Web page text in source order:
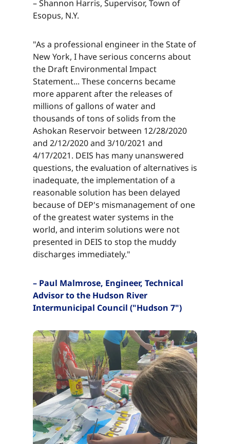
– Shannon Harris, Supervisor, Town of
Esopus, N.Y.​​​​‌ ‍ ​‍​‍‌‍ ‌ ​‍‌‍‍‌‌‍‌ ‌‍‍‌‌‍ ‍​‍​‍​ ‍‍​‍​‍‌ ​ ‌‍​‌‌‍ ‍‌‍‍‌‌ ‌​‌ ‍‌​‍ ‍‌‍‍‌‌‍ ​‍​‍​‍ ​​‍​‍‌‍‍​‌ ​‍‌‍‌‌‌‍‌‍​‍​‍​ ‍‍​‍​‍‌‍‍​‌ ‌​‌ ‌​‌ ​​‌ ​ ​ ‍‍​‍ ​‍ ‌‍​ ‌‍ ‌‌ ​ ​‍ ‍‌‍ ‌‌‍​‌‌‍‍‌‌‍ ‍​‍ ‍​ ​‍​ ​​​ ​‍​ ‌​‌ ​‍‌‍‌‌‌‍‌​‌‍‌‌‌ ​ ‌‍‍‌‌‍‌ ‌‍ ‍​‍ ‍‌ ​‍‌‍‍‌‌ ‌‍‌‍‌‌‌ ​‍‌‍‍ ‌‍‌‌‌‍‌‌‌ ​​‌‍‌‌‌ ​‍​‍ ‍‌‍ ‌ ​‍‌‍‌ ​‍ ‌‍‍‌‌‍ ‍‌ ‌​‌‍‌‌‌‍ ‍‌ ‌​​‍ ‌‍‌‌‌‍‌​‌‍‍‌‌ ‌​​‍ ‌‍ ‌‌‍ ‌‍‌​‌‍‌‌​ ‌‌ ​​‌ ​‍‌‍‌‌‌ ​ ‌‍‌‌‌‍ ‍‌ ‌​‌‍​‌‌ ‌​‌‍‍‌‌‍ ‌‍ ‍​ ‍ ‌‍‍‌‌‍‌​​ ‌​ ‌ ​ ​‌​ ​‌​ ​‌​ ​ ‌‍​‌​ ​​​ ​ ​‍ ‌​ ​‌​ ‌​​ ‌‌‌‍​ ​‍ ‌​ ‌​‌‍​‍​ ‌‌​ ‌ ​‍ ‌‌‍​‍​ ​​​ ‌‍‌‍​ ​‍ ‌​ ​​​ ‌ ​ ‌‌​ ​​​ ‍‌​ ​ ​ ​‍‌‍‌‍​ ​​​ ‍‌​ ​‌‌‍​‌​ ‍ ‌ ‌​‌ ‍‌‌ ​​‌‍‌‌​ ‌‌‍​‌‌ ​‍‌ ‌​‌‍‍‌‌‍​ ‌‍ ​‌‍‌‌​ ‍ ‌ ​​‌‍​‌‌ ‌​‌‍‍​​ ‌‌‍​ ‌‍ ‌‍ ‍‌ ‌​‌‍‌‌‌‍ ‍‌ ‌​​‍‌‌​ ‌‌‌​​‍‌‌ ‌‍‍ ‌‍‌‌‌ ‍‌​‍‌‌​ ​ ‌​‌​​‍‌‌​ ​ ‌​‌​​‍‌‌​ ​‍​ ​‍​ ‌‌​ ‍‌​ ‍​‌‍​ ​ ‍​​ ‌ ​ ‌​‌‍​‍​ ​ ‌‍​‌‌‍‌‌​ ‌‍​‍‌‌​ ​‍​ ​‍​‍‌‌​ ‌‌‌​‌​​‍ ‍‌‍​ ‌‍‍​‌‍‍‌‌‍ ​‌‍‌​‌ ​‍‌‍‌‌‌‍ ‍​‍‌‌​ ‌‌‌​​‍‌‌ ‌‍‍ ‌‍‌‌‌ ‍‌​‍‌‌​ ​ ‌​‌​​‍‌‌​ ​ ‌​‌​​‍‌‌​ ​‍​ ​‍​ ‌‌​ ‍‌​ ‍​‌‍​ ​ ‍​​ ‌ ​ ‌​‌‍​‍​ ​ ‌‍​‌‌‍‌‌​ ‌‍​ ​​​‍‌‌​ ​‍​ ​‍​‍‌‌​ ‌‌‌​‌​​‍ ‍‌ ‌​‌‍‌‌‌ ‍​‌ ‌​​ ‌‍​‍‌‍​‌‌ ​ ‌‍‌‌‌‌‌‌‌ ​‍‌‍ ​​ ‌‌‍‍​‌ ‌​‌ ‌​‌ ​​‌ ​ ​‍‌‌​ ​ ‌​​‌​‍‌‌​ ​‍‌​‌‍​‍‌‌​ ​‍‌​‌‍‌‍​ ‌‍ ‌‌ ​ ​‍ ‍‌‍ ‌‌‍​‌‌‍‍‌‌‍ ‍​‍ ‍​ ​‍​ ​​​ ​‍​ ‌​‌ ​‍‌‍‌‌‌‍‌​‌‍‌‌‌ ​ ‌‍‍‌‌‍‌ ‌‍ ‍​‍ ‍‌ ​‍‌‍‍‌‌ ‌‍‌‍‌‌‌ ​‍‌‍‍ ‌‍‌‌‌‍‌‌‌ ​​‌‍‌‌‌ ​‍​‍ ‍‌‍ ‌ ​‍‌‍‌ ​‍‌‍‌‍‍‌‌‍‌​​ ‌​ ‌ ​ ​‌​ ​‌​ ​‌​ ​ ‌‍​‌​ ​​​ ​ ​‍ ‌​ ​‌​ ‌​​ ‌‌‌‍​ ​‍ ‌​ ‌​‌‍​‍​ ‌‌​ ‌ ​‍ ‌‌‍​‍​ ​​​ ‌‍‌‍​ ​‍ ‌​ ​​​ ‌ ​ ‌‌​ ​​​ ‍‌​ ​ ​ ​‍‌‍‌‍​ ​​​ ‍‌​ ​‌‌‍​‌​‍‌‍‌ ‌​‌ ‍‌‌ ​​‌‍‌‌​ ‌‌‍​‌‌ ​‍‌ ‌​‌‍‍‌‌‍​ ‌‍ ​‌‍‌‌​‍‌‍‌ ​​‌‍​‌‌ ‌​‌‍‍​​ ‌‌‍​ ‌‍ ‌‍ ‍‌ ‌​‌‍‌‌‌‍ ‍‌ ‌​​‍‌‌​ ‌‌‌​​‍‌‌ ‌‍‍ ‌‍‌‌‌ ‍‌​‍‌‌​ ​ ‌​‌​​‍‌‌​ ​ ‌​‌​​‍‌‌​ ​‍​ ​‍​ ‌‌​ ‍‌​ ‍​‌‍​ ​ ‍​​ ‌ ​ ‌​‌‍​‍​ ​ ‌‍​‌‌‍‌‌​ ‌‍​‍‌‌​ ​‍​ ​‍​‍‌‌​ ‌‌‌​‌​​‍ ‍‌‍​ ‌‍‍​‌‍‍‌‌‍ ​‌‍‌​‌ ​‍‌‍‌‌‌‍ ‍​‍‌‌​ ‌‌‌​​‍‌‌ ‌‍‍ ‌‍‌‌‌ ‍‌​‍‌‌​ ​ ‌​‌​​‍‌‌​ ​ ‌​‌​​‍‌‌​ ​‍​ ​‍​ ‌‌​ ‍‌​ ‍​‌‍​ ​ ‍​​ ‌ ​ ‌​‌‍​‍​ ​ ‌‍​‌‌‍‌‌​ ‌‍​ ​​​‍‌‌​ ​‍​ ​‍​‍‌‌​ ‌‌‌​‌​​‍ ‍‌ ‌​‌‍‌‌‌ ‍​‌ ‌​​‍‌‍‌ ​​‌‍‌‌‌ ​‍‌ ​ ‌ ​​‌‍‌‌‌‍​ ‌ ‌​‌‍‍‌‌ ‌‍‌‍‌‌​ ‌‌ ​​‌ ‌‌‌‍​‍‌‍ ​‌‍‍‌‌ ​ ‌‍‍​‌‍‌‌‌‍‌​​‍​‍‌ ‌
"As a professional engineer in the State of
New York, I have serious concerns about
the Draft Environmental Impact
Statement... These concerns became
more apparent after the releases of
millions of gallons of water and
thousands of tons of solids from the
Ashokan Reservoir between 12/28/2020
and 2/12/2020 and 3/10/2021 and
4/17/2021. DEIS has many unanswered
questions, the evaluation of alternatives is
inadequate, the implementation of a
reasonable solution has been delayed
because of DEP's mismanagement of one
of the greatest water systems in the
world, and interim solutions were not
presented in DEIS to stop the muddy
discharges immediately."​​​​‌ ‍ ​‍​‍‌‍ ‌ ​‍‌‍‍‌‌‍‌ ‌‍‍‌‌‍ ‍​‍​‍​ ‍‍​‍​‍‌ ​ ‌‍​‌‌‍ ‍‌‍‍‌‌ ‌​‌ ‍‌​‍ ‍‌‍‍‌‌‍ ​‍​‍​‍ ​​‍​‍‌‍‍​‌ ​‍‌‍‌‌‌‍‌‍​‍​‍​ ‍‍​‍​‍‌‍‍​‌ ‌​‌ ‌​‌ ​​‌ ​ ​ ‍‍​‍ ​‍ ‌‍​ ‌‍ ‌‌ ​ ​‍ ‍‌‍ ‌‌‍​‌‌‍‍‌‌‍ ‍​‍ ‍​ ​‍​ ​​​ ​‍​ ‌​‌ ​‍‌‍‌‌‌‍‌​‌‍‌‌‌ ​ ‌‍‍‌‌‍‌ ‌‍ ‍​‍ ‍‌ ​‍‌‍‍‌‌ ‌‍‌‍‌‌‌ ​‍‌‍‍ ‌‍‌‌‌‍‌‌‌ ​​‌‍‌‌‌ ​‍​‍ ‍‌‍ ‌ ​‍‌‍‌ ​‍ ‌‍‍‌‌‍ ‍‌ ‌​‌‍‌‌‌‍ ‍‌ ‌​​‍ ‌‍‌‌‌‍‌​‌‍‍‌‌ ‌​​‍ ‌‍ ‌‌‍ ‌‍‌​‌‍‌‌​ ‌‌ ​​‌ ​‍‌‍‌‌‌ ​ ‌‍‌‌‌‍ ‍‌ ‌​‌‍​‌‌ ‌​‌‍‍‌‌‍ ‌‍ ‍​ ‍ ‌‍‍‌‌‍‌​​ ‌​ ‌ ​ ​‌​ ​‌​ ​‌​ ​ ‌‍​‌​ ​​​ ​ ​‍ ‌​ ​‌​ ‌​​ ‌‌‌‍​ ​‍ ‌​ ‌​‌‍​‍​ ‌‌​ ‌ ​‍ ‌‌‍​‍​ ​​​ ‌‍‌‍​ ​‍ ‌​ ​​​ ‌ ​ ‌‌​ ​​​ ‍‌​ ​ ​ ​‍‌‍‌‍​ ​​​ ‍‌​ ​‌‌‍​‌​ ‍ ‌ ‌​‌ ‍‌‌ ​​‌‍‌‌​ ‌‌‍​‌‌ ​‍‌ ‌​‌‍‍‌‌‍​ ‌‍ ​‌‍‌‌​ ‍ ‌ ​​‌‍​‌‌ ‌​‌‍‍​​ ‌‌‍​ ‌‍ ‌‍ ‍‌ ‌​‌‍‌‌‌‍ ‍‌ ‌​​‍‌‌​ ‌‌‌​​‍‌‌ ‌‍‍ ‌‍‌‌‌ ‍‌​‍‌‌​ ​ ‌​‌​​‍‌‌​ ​ ‌​‌​​‍‌‌​ ​‍​ ​‍‌‍​ ‌‍​ ​ ​ ​ ‍​​ ​‍​ ‍‌​ ‌​​ ‍‌‌‍​ ‌‍​‌‌‍‌‌​ ​​​‍‌‌​ ​‍​ ​‍​‍‌‌​ ‌‌‌​‌​​‍ ‍‌‍​ ‌‍‍​‌‍‍‌‌‍ ​‌‍‌​‌ ​‍‌‍‌‌‌‍ ‍​‍‌‌​ ‌‌‌​​‍‌‌ ‌‍‍ ‌‍‌‌‌ ‍‌​‍‌‌​ ​ ‌​‌​​‍‌‌​ ​ ‌​‌​​‍‌‌​ ​‍​ ​‍‌‍​ ‌‍​ ​ ​ ​ ‍​​ ​‍​ ‍‌​ ‌​​ ‍‌‌‍​ ‌‍​‌‌‍‌‌​ ​​​ ​​​‍‌‌​ ​‍​ ​‍​‍‌‌​ ‌‌‌​‌​​‍ ‍‌ ‌​‌‍‌‌‌ ‍​‌ ‌​​ ‌‍​‍‌‍​‌‌ ​ ‌‍‌‌‌‌‌‌‌ ​‍‌‍ ​​ ‌‌‍‍​‌ ‌​‌ ‌​‌ ​​‌ ​ ​‍‌‌​ ​ ‌​​‌​‍‌‌​ ​‍‌​‌‍​‍‌‌​ ​‍‌​‌‍‌‍​ ‌‍ ‌‌ ​ ​‍ ‍‌‍ ‌‌‍​‌‌‍‍‌‌‍ ‍​‍ ‍​ ​‍​ ​​​ ​‍​ ‌​‌ ​‍‌‍‌‌‌‍‌​‌‍‌‌‌ ​ ‌‍‍‌‌‍‌ ‌‍ ‍​‍ ‍‌ ​‍‌‍‍‌‌ ‌‍‌‍‌‌‌ ​‍‌‍‍ ‌‍‌‌‌‍‌‌‌ ​​‌‍‌‌‌ ​‍​‍ ‍‌‍ ‌ ​‍‌‍‌ ​‍‌‍‌‍‍‌‌‍‌​​ ‌​ ‌ ​ ​‌​ ​‌​ ​‌​ ​ ‌‍​‌​ ​​​ ​ ​‍ ‌​ ​‌​ ‌​​ ‌‌‌‍​ ​‍ ‌​ ‌​‌‍​‍​ ‌‌​ ‌ ​‍ ‌‌‍​‍​ ​​​ ‌‍‌‍​ ​‍ ‌​ ​​​ ‌ ​ ‌‌​ ​​​ ‍‌​ ​ ​ ​‍‌‍‌‍​ ​​​ ‍‌​ ​‌‌‍​‌​‍‌‍‌ ‌​‌ ‍‌‌ ​​‌‍‌‌​ ‌‌‍​‌‌ ​‍‌ ‌​‌‍‍‌‌‍​ ‌‍ ​‌‍‌‌​‍‌‍‌ ​​‌‍​‌‌ ‌​‌‍‍​​ ‌‌‍​ ‌‍ ‌‍ ‍‌ ‌​‌‍‌‌‌‍ ‍‌ ‌​​‍‌‌​ ‌‌‌​​‍‌‌ ‌‍‍ ‌‍‌‌‌ ‍‌​‍‌‌​ ​ ‌​‌​​‍‌‌​ ​ ‌​‌​​‍‌‌​ ​‍​ ​‍‌‍​ ‌‍​ ​ ​ ​ ‍​​ ​‍​ ‍‌​ ‌​​ ‍‌‌‍​ ‌‍​‌‌‍‌‌​ ​​​‍‌‌​ ​‍​ ​‍​‍‌‌​ ‌‌‌​‌​​‍ ‍‌‍​ ‌‍‍​‌‍‍‌‌‍ ​‌‍‌​‌ ​‍‌‍‌‌‌‍ ‍​‍‌‌​ ‌‌‌​​‍‌‌ ‌‍‍ ‌‍‌‌‌ ‍‌​‍‌‌​ ​ ‌​‌​​‍‌‌​ ​ ‌​‌​​‍‌‌​ ​‍​ ​‍‌‍​ ‌‍​ ​ ​ ​ ‍​​ ​‍​ ‍‌​ ‌​​ ‍‌‌‍​ ‌‍​‌‌‍‌‌​ ​​​ ​​​‍‌‌​ ​‍​ ​‍​‍‌‌​ ‌‌‌​‌​​‍ ‍‌ ‌​‌‍‌‌‌ ‍​‌ ‌​​‍‌‍‌ ​​‌‍‌‌‌ ​‍‌ ​ ‌ ​​‌‍‌‌‌‍​ ‌ ‌​‌‍‍‌‌ ‌‍‌‍‌‌​ ‌‌ ​​‌ ‌‌‌‍​‍‌‍ ​‌‍‍‌‌ ​ ‌‍‍​‌‍‌‌‌‍‌​​‍​‍‌ ‌
– Paul Malmrose, Engineer, Technical
Advisor to the Hudson River
Intermunicipal Council ("Hudson 7")​​​​‌ ‍ ​‍​‍‌‍ ‌ ​‍‌‍‍‌‌‍‌ ‌‍‍‌‌‍ ‍​‍​‍​ ‍‍​‍​‍‌ ​ ‌‍​‌‌‍ ‍‌‍‍‌‌ ‌​‌ ‍‌​‍ ‍‌‍‍‌‌‍ ​‍​‍​‍ ​​‍​‍‌‍‍​‌ ​‍‌‍‌‌‌‍‌‍​‍​‍​ ‍‍​‍​‍‌‍‍​‌ ‌​‌ ‌​‌ ​​‌ ​ ​ ‍‍​‍ ​‍ ‌‍​ ‌‍ ‌‌ ​ ​‍ ‍‌‍ ‌‌‍​‌‌‍‍‌‌‍ ‍​‍ ‍​ ​‍​ ​​​ ​‍​ ‌​‌ ​‍‌‍‌‌‌‍‌​‌‍‌‌‌ ​ ‌‍‍‌‌‍‌ ‌‍ ‍​‍ ‍‌ ​‍‌‍‍‌‌ ‌‍‌‍‌‌‌ ​‍‌‍‍ ‌‍‌‌‌‍‌‌‌ ​​‌‍‌‌‌ ​‍​‍ ‍‌‍ ‌ ​‍‌‍‌ ​‍ ‌‍‍‌‌‍ ‍‌ ‌​‌‍‌‌‌‍ ‍‌ ‌​​‍ ‌‍‌‌‌‍‌​‌‍‍‌‌ ‌​​‍ ‌‍ ‌‌‍ ‌‍‌​‌‍‌‌​ ‌‌ ​​‌ ​‍‌‍‌‌‌ ​ ‌‍‌‌‌‍ ‍‌ ‌​‌‍​‌‌ ‌​‌‍‍‌‌‍ ‌‍ ‍​ ‍ ‌‍‍‌‌‍‌​​ ‌​ ‌ ​ ​‌​ ​‌​ ​‌​ ​ ‌‍​‌​ ​​​ ​ ​‍ ‌​ ​‌​ ‌​​ ‌‌‌‍​ ​‍ ‌​ ‌​‌‍​‍​ ‌‌​ ‌ ​‍ ‌‌‍​‍​ ​​​ ‌‍‌‍​ ​‍ ‌​ ​​​ ‌ ​ ‌‌​ ​​​ ‍‌​ ​ ​ ​‍‌‍‌‍​ ​​​ ‍‌​ ​‌‌‍​‌​ ‍ ‌ ‌​‌ ‍‌‌ ​​‌‍‌‌​ ‌‌‍​‌‌ ​‍‌ ‌​‌‍‍‌‌‍​ ‌‍ ​‌‍‌‌​ ‍ ‌ ​​‌‍​‌‌ ‌​‌‍‍​​ ‌‌‍​ ‌‍ ‌‍ ‍‌ ‌​‌‍‌‌‌‍ ‍‌ ‌​​‍‌‌​ ‌‌‌​​‍‌‌ ‌‍‍ ‌‍‌‌‌ ‍‌​‍‌‌​ ​ ‌​‌​​‍‌‌​ ​ ‌​‌​​‍‌‌​ ​‍​ ​‍‌‍‌‍​ ​‍‌‍‌‌‌‍‌‍‌‍‌​​ ​‌​ ​‌‌‍​‍​ ​‍‌‍‌‌​ ​​​ ‌‌​‍‌‌​ ​‍​ ​‍​‍‌‌​ ‌‌‌​‌​​‍ ‍‌‍​ ‌‍‍​‌‍‍‌‌‍ ​‌‍‌​‌ ​‍‌‍‌‌‌‍ ‍​‍‌‌​ ‌‌‌​​‍‌‌ ‌‍‍ ‌‍‌‌‌ ‍‌​‍‌‌​ ​ ‌​‌​​‍‌‌​ ​ ‌​‌​​‍‌‌​ ​‍​ ​‍‌‍‌‍​ ​‍‌‍‌‌‌‍‌‍‌‍‌​​ ​‌​ ​‌‌‍​‍​ ​‍‌‍‌‌​ ​​​ ‌‌​ ​​​‍‌‌​ ​‍​ ​‍​‍‌‌​ ‌‌‌​‌​​‍ ‍‌ ‌​‌‍‌‌‌ ‍​‌ ‌​​ ‌‍​‍‌‍​‌‌ ​ ‌‍‌‌‌‌‌‌‌ ​‍‌‍ ​​ ‌‌‍‍​‌ ‌​‌ ‌​‌ ​​‌ ​ ​‍‌‌​ ​ ‌​​‌​‍‌‌​ ​‍‌​‌‍​‍‌‌​ ​‍‌​‌‍‌‍​ ‌‍ ‌‌ ​ ​‍ ‍‌‍ ‌‌‍​‌‌‍‍‌‌‍ ‍​‍ ‍​ ​‍​ ​​​ ​‍​ ‌​‌ ​‍‌‍‌‌‌‍‌​‌‍‌‌‌ ​ ‌‍‍‌‌‍‌ ‌‍ ‍​‍ ‍‌ ​‍‌‍‍‌‌ ‌‍‌‍‌‌‌ ​‍‌‍‍ ‌‍‌‌‌‍‌‌‌ ​​‌‍‌‌‌ ​‍​‍ ‍‌‍ ‌ ​‍‌‍‌ ​‍‌‍‌‍‍‌‌‍‌​​ ‌​ ‌ ​ ​‌​ ​‌​ ​‌​ ​ ‌‍​‌​ ​​​ ​ ​‍ ‌​ ​‌​ ‌​​ ‌‌‌‍​ ​‍ ‌​ ‌​‌‍​‍​ ‌‌​ ‌ ​‍ ‌‌‍​‍​ ​​​ ‌‍‌‍​ ​‍ ‌​ ​​​ ‌ ​ ‌‌​ ​​​ ‍‌​ ​ ​ ​‍‌‍‌‍​ ​​​ ‍‌​ ​‌‌‍​‌​‍‌‍‌ ‌​‌ ‍‌‌ ​​‌‍‌‌​ ‌‌‍​‌‌ ​‍‌ ‌​‌‍‍‌‌‍​ ‌‍ ​‌‍‌‌​‍‌‍‌ ​​‌‍​‌‌ ‌​‌‍‍​​ ‌‌‍​ ‌‍ ‌‍ ‍‌ ‌​‌‍‌‌‌‍ ‍‌ ‌​​‍‌‌​ ‌‌‌​​‍‌‌ ‌‍‍ ‌‍‌‌‌ ‍‌​‍‌‌​ ​ ‌​‌​​‍‌‌​ ​ ‌​‌​​‍‌‌​ ​‍​ ​‍‌‍‌‍​ ​‍‌‍‌‌‌‍‌‍‌‍‌​​ ​‌​ ​‌‌‍​‍​ ​‍‌‍‌‌​ ​​​ ‌‌​‍‌‌​ ​‍​ ​‍​‍‌‌​ ‌‌‌​‌​​‍ ‍‌‍​ ‌‍‍​‌‍‍‌‌‍ ​‌‍‌​‌ ​‍‌‍‌‌‌‍ ‍​‍‌‌​ ‌‌‌​​‍‌‌ ‌‍‍ ‌‍‌‌‌ ‍‌​‍‌‌​ ​ ‌​‌​​‍‌‌​ ​ ‌​‌​​‍‌‌​ ​‍​ ​‍‌‍‌‍​ ​‍‌‍‌‌‌‍‌‍‌‍‌​​ ​‌​ ​‌‌‍​‍​ ​‍‌‍‌‌​ ​​​ ‌‌​ ​​​‍‌‌​ ​‍​ ​‍​‍‌‌​ ‌‌‌​‌​​‍ ‍‌ ‌​‌‍‌‌‌ ‍​‌ ‌​​‍‌‍‌ ​​‌‍‌‌‌ ​‍‌ ​ ‌ ​​‌‍‌‌‌‍​ ‌ ‌​‌‍‍‌‌ ‌‍‌‍‌‌​ ‌‌ ​​‌ ‌‌‌‍​‍‌‍ ​‌‍‍‌‌ ​ ‌‍‍​‌‍‌‌‌‍‌​​‍​‍‌ ‌